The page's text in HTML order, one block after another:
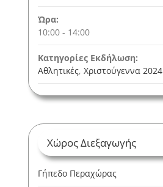
Ώρα:
10:00 - 14:00
Κατηγορίες Εκδήλωση:
Αθλητικές, Χριστούγεννα 2024
Χώρος Διεξαγωγής
Γήπεδο Περαχώρας